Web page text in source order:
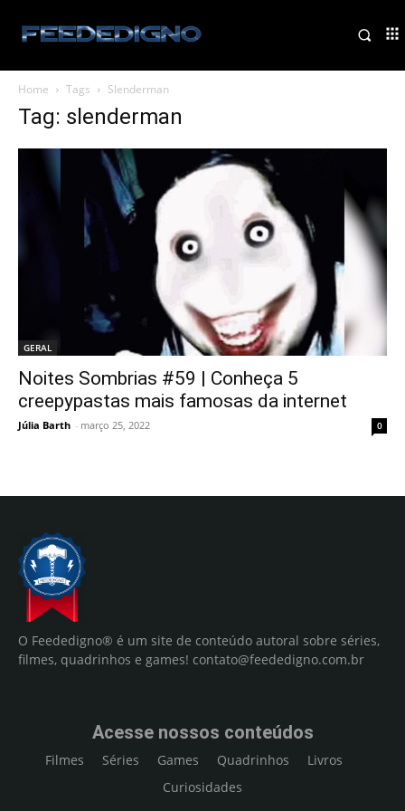
Home Tags Slenderman
Tag: slenderman
GERAL
Noites Sombrias #59 | Conheça 5
creepypastas mais famosas da internet
Júlia Barth - março 25, 2022 0
O Feededigno® é um site de conteúdo autoral sobre séries,
filmes, quadrinhos e games! contato@feededigno.com.br
Acesse nossos conteúdos
Filmes Séries Games Quadrinhos
Livros
Curiosidades